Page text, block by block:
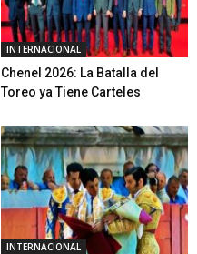
INTERNACIONAL
Chenel 2026: La Batalla del
Toreo ya Tiene Carteles
INTERNACIONAL